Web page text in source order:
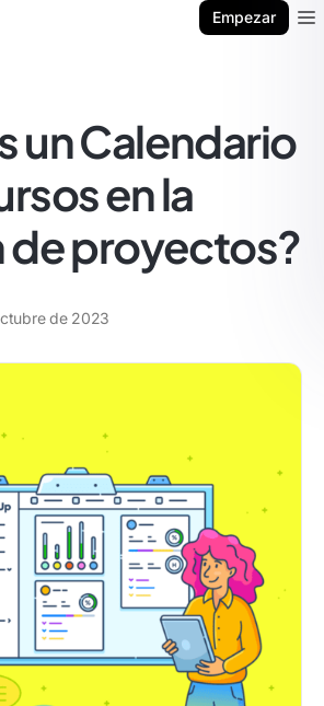
Empezar
un Calendario
en la
de proyectos?
de 2023